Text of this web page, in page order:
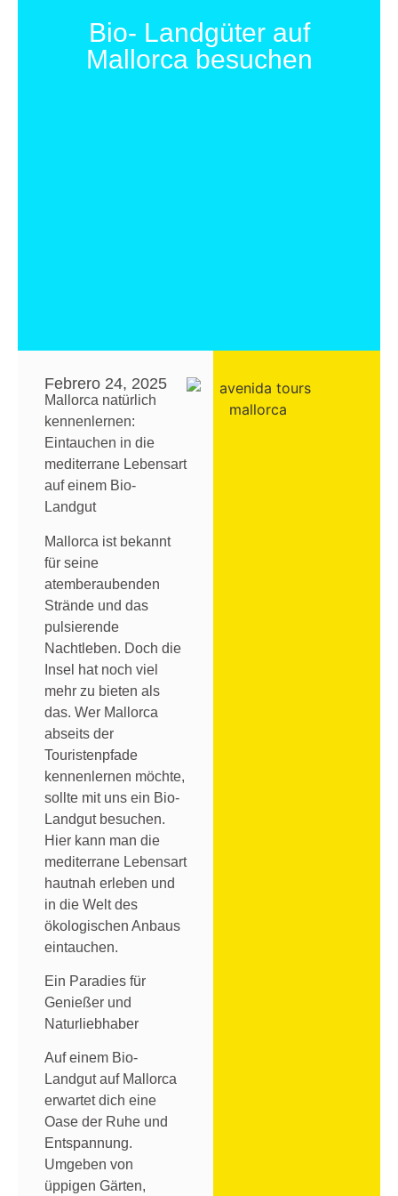
Bio- Landgüter auf
Mallorca besuchen
Febrero 24, 2025
Mallorca natürlich
kennenlernen:
Eintauchen in die
mediterrane Lebensart
auf einem Bio-
Landgut
Mallorca ist bekannt
für seine
atemberaubenden
Strände und das
pulsierende
Nachtleben. Doch die
Insel hat noch viel
mehr zu bieten als
das. Wer Mallorca
abseits der
Touristenpfade
kennenlernen möchte,
sollte mit uns ein Bio-
Landgut besuchen.
Hier kann man die
mediterrane Lebensart
hautnah erleben und
in die Welt des
ökologischen Anbaus
eintauchen.
Ein Paradies für
Genießer und
Naturliebhaber
Auf einem Bio-
Landgut auf Mallorca
erwartet dich eine
Oase der Ruhe und
Entspannung.
Umgeben von
üppigen Gärten,